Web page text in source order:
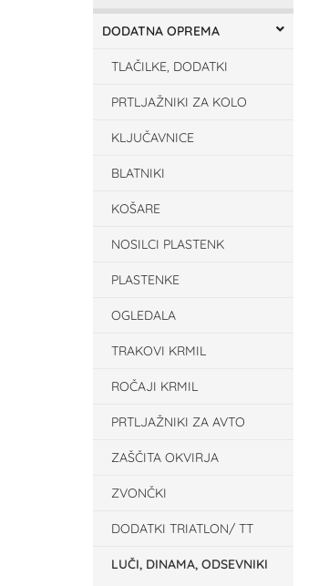
DODATNA OPREMA
TLAČILKE, DODATKI
PRTLJAŽNIKI ZA KOLO
KLJUČAVNICE
BLATNIKI
KOŠARE
NOSILCI PLASTENK
PLASTENKE
OGLEDALA
TRAKOVI KRMIL
ROČAJI KRMIL
PRTLJAŽNIKI ZA AVTO
ZAŠČITA OKVIRJA
ZVONČKI
DODATKI TRIATLON/ TT
LUČI, DINAMA, ODSEVNIKI